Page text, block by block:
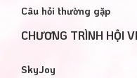
Câu hỏi thường gặp
CHƯƠNG TRÌNH HỘI
SkyJoy